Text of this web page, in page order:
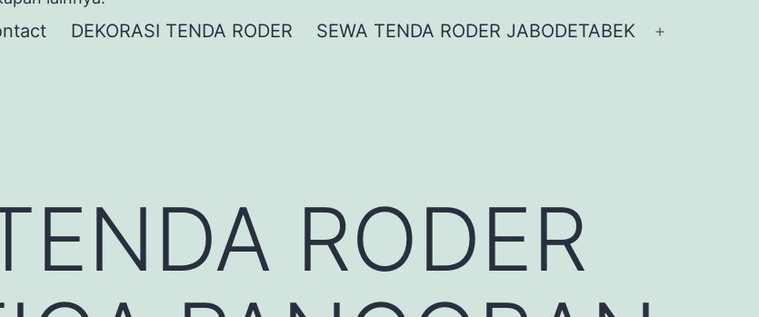
DEKORASI TENDA RODER SEWA TENDA RODER JABODETABEK
RODER